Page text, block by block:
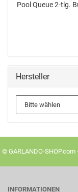
Pool Queue 2-tlg.
Hersteller
© GARLANDO-
INFORMATIONEN